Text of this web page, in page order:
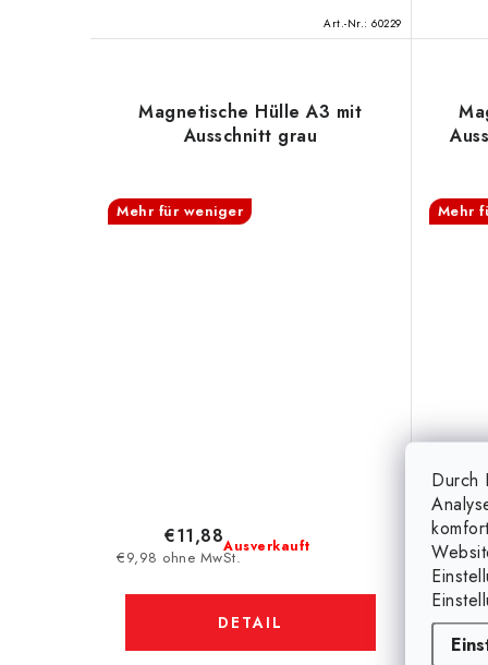
Durch
Art.-Nr.: 60229
Magnetische Hülle A3 mit
Ausschnitt grau
Mehr für weniger
Ausverkauft
€9,98 ohne MwSt.
€11,88
DETAIL
Mehr